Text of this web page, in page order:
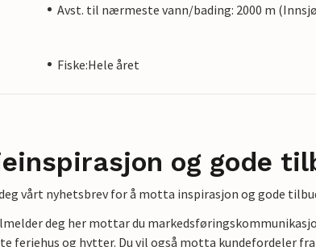
Avst. til nærmeste vann/bading: 2000 m
Fiske:Hele året
og gode
vårt nyhetsbrev for å motta inspirasjon og gode
deg her mottar du
feriehus og hytter. Du vil også motta kundefordeler